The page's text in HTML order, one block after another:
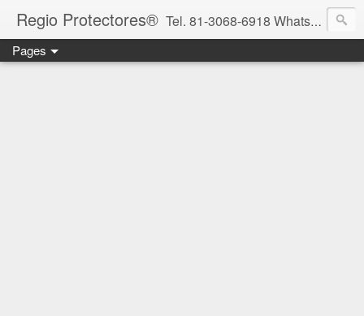
Regio Protectores® Tel. 81-3068-6918 WhatsApp 81-2636-2823 / 33-1145-3780 cotizacionregioprotectores@gmail.com / regioprotectores@gmail.com https://www.facebook.com/RegioProtectores/
Pages